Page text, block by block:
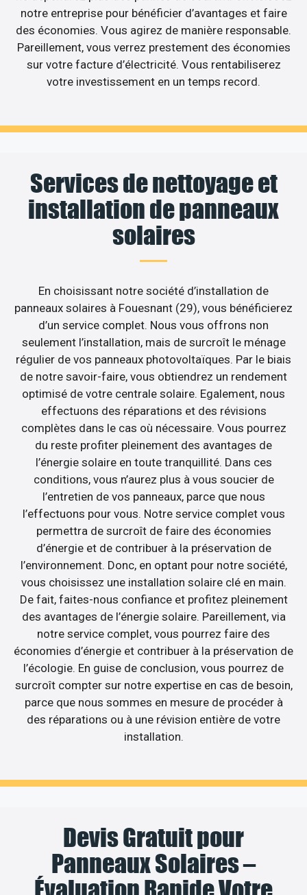
notre entreprise pour bénéficier d’avantages et faire
des économies. Vous agirez de manière responsable.
Pareillement, vous verrez prestement des économies
sur votre facture d’électricité. Vous rentabiliserez
votre investissement en un temps record.
Services de nettoyage et
installation de panneaux
solaires
En choisissant notre société d’installation de
panneaux solaires à Fouesnant (29), vous bénéficierez
d’un service complet. Nous vous offrons non
seulement l’installation, mais de surcroît le ménage
régulier de vos panneaux photovoltaïques. Par le biais
de notre savoir-faire, vous obtiendrez un rendement
optimisé de votre centrale solaire. Egalement, nous
effectuons des réparations et des révisions
complètes dans le cas où nécessaire. Vous pourrez
du reste profiter pleinement des avantages de
l’énergie solaire en toute tranquillité. Dans ces
conditions, vous n’aurez plus à vous soucier de
l’entretien de vos panneaux, parce que nous
l’effectuons pour vous. Notre service complet vous
permettra de surcroît de faire des économies
d’énergie et de contribuer à la préservation de
l’environnement. Donc, en optant pour notre société,
vous choisissez une installation solaire clé en main.
De fait, faites-nous confiance et profitez pleinement
des avantages de l’énergie solaire. Pareillement, via
notre service complet, vous pourrez faire des
économies d’énergie et contribuer à la préservation de
l’écologie. En guise de conclusion, vous pourrez de
surcroît compter sur notre expertise en cas de besoin,
parce que nous sommes en mesure de procéder à
des réparations ou à une révision entière de votre
installation.
Devis Gratuit pour
Panneaux Solaires –